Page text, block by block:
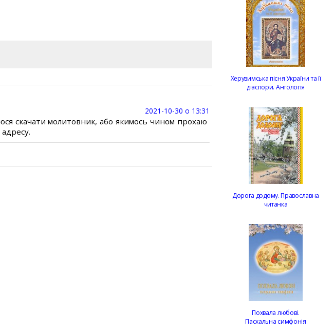
2021-10-30 о 13:31
скачати молитовник, або якимось чином прохаю
Херувимська пісня України та її
діаспори. Антологія
Дорога додому. Православна
читанка
Похвала любові.
Пасхальна симфонія